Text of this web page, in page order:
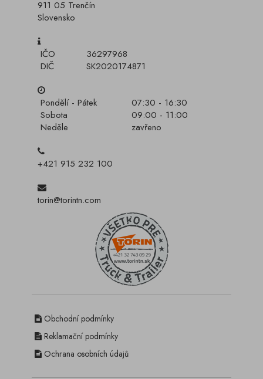
911 05 Trenčín
Slovensko
IČO
36297968
DIČ
SK2020174871
Pondělí - Pátek
07:30 - 16:30
Sobota
09:00 - 11:00
Neděle
zavřeno
+421 915 232 100
torin@torintn.com
Obchodní podmínky
Reklamační podmínky
Ochrana osobních údajů